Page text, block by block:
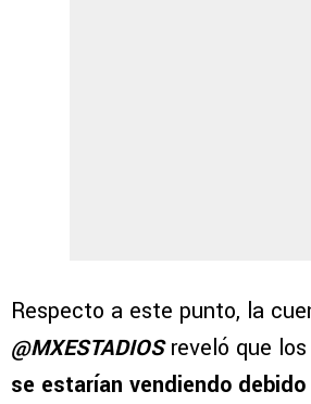
Respecto a este punto, la
@MXESTADIOSreveló que
se estarían vendiendo